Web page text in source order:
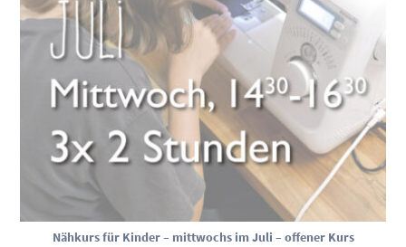
Nähkurs für Kinder – mittwochs im Juli – offener Kurs